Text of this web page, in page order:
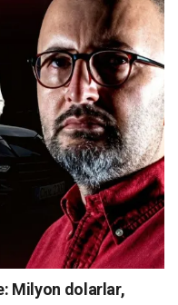
Milyon dolarlar,